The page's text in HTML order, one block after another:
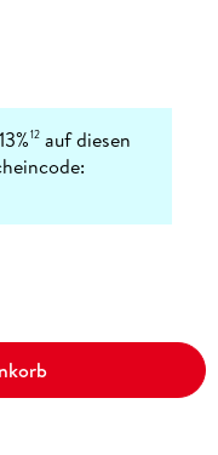
12 auf diesen